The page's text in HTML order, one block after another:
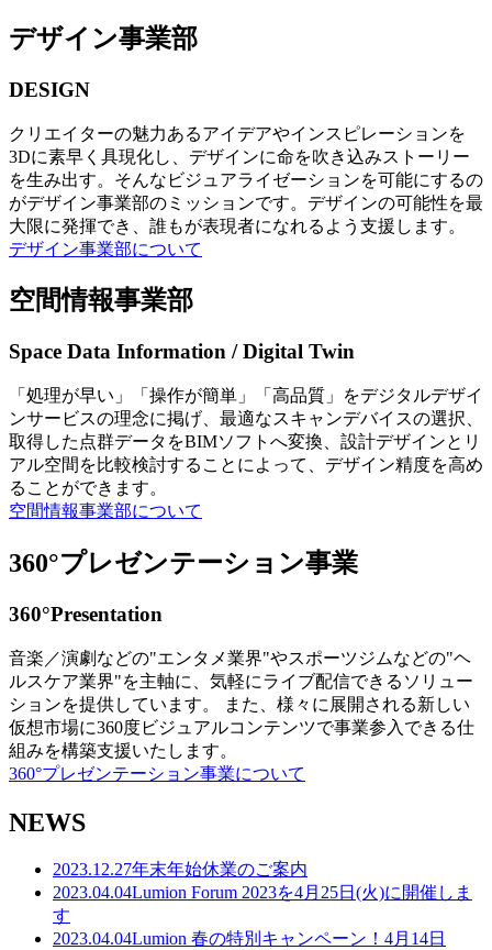
デザイン事業部
DESIGN
クリエイターの魅力あるアイデアやインスピレーションを
3Dに素早く具現化し、デザインに命を吹き込みストーリー
を生み出す。そんなビジュアライゼーションを可能にするの
がデザイン事業部のミッションです。デザインの可能性を最
大限に発揮でき、誰もが表現者になれるよう支援します。
デザイン事業部について
空間情報事業部
Space Data Information / Digital Twin
「処理が早い」「操作が簡単」「高品質」をデジタルデザイ
ンサービスの理念に掲げ、最適なスキャンデバイスの選択、
取得した点群データをBIMソフトへ変換、設計デザインとリ
アル空間を比較検討することによって、デザイン精度を高め
ることができます。
空間情報事業部について
360°プレゼンテーション事業
360°Presentation
音楽／演劇などの"エンタメ業界"やスポーツジムなどの"ヘ
ルスケア業界"を主軸に、気軽にライブ配信できるソリュー
ションを提供しています。 また、様々に展開される新しい
仮想市場に360度ビジュアルコンテンツで事業参入できる仕
組みを構築支援いたします。
360°プレゼンテーション事業について
NEWS
2023.12.27年末年始休業のご案内
2023.04.04Lumion Forum 2023を4月25日(火)に開催しま
す
2023.04.04Lumion 春の特別キャンペーン！4月14日